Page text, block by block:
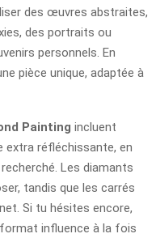
des œuvres abstraites,
des portraits ou
personnels. En
pièce unique, adaptée à
Painting incluent
extra réfléchissante, en
Les diamants
tandis que les carrés
Si tu hésites encore,
influence à la fois